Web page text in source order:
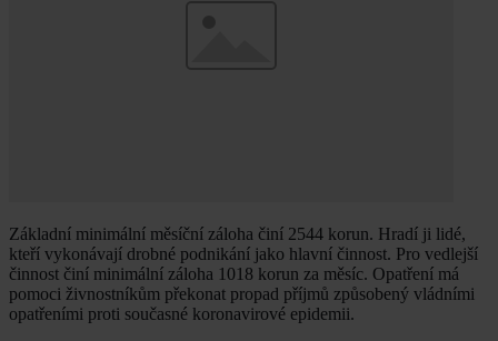
Základní minimální měsíční záloha činí 2544 korun. Hradí ji lidé,
kteří vykonávají drobné podnikání jako hlavní činnost. Pro vedlejší
činnost činí minimální záloha 1018 korun za měsíc. Opatření má
pomoci živnostníkům překonat propad příjmů způsobený vládními
opatřeními proti současné koronavirové epidemii.